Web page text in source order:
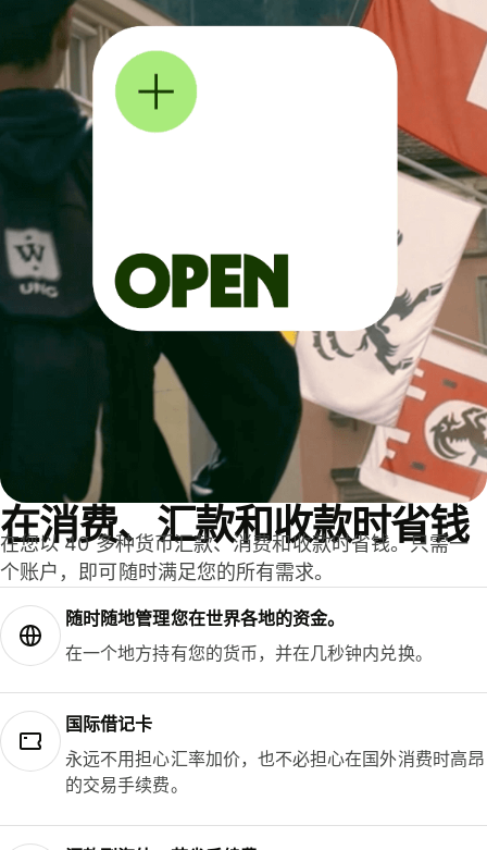
在消费、汇款和收款时省钱
在您以 40 多种货币汇款、消费和收款时省钱。只需一
个账户，即可随时满足您的所有需求。
随时随地管理您在世界各地的资金。
在一个地方持有您的货币，并在几秒钟内兑换。
国际借记卡
永远不用担心汇率加价，也不必担心在国外消费时高昂
的交易手续费。